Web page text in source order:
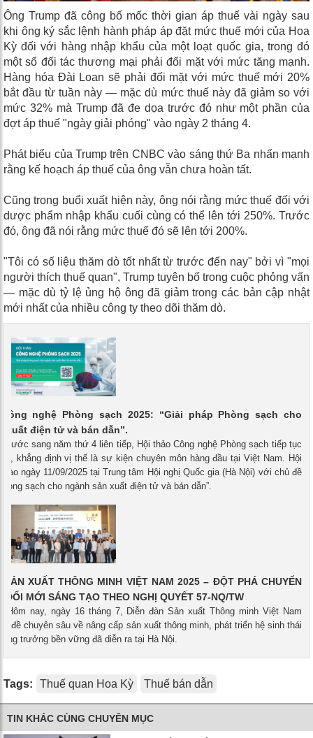
Ông Trump đã công bố mốc thời gian áp thuế vài ngày sau
khi ông ký sắc lệnh hành pháp áp đặt mức thuế mới của Hoa
Kỳ đối với hàng nhập khẩu của một loạt quốc gia, trong đó
một số đối tác thương mại phải đối mặt với mức tăng mạnh.
Hàng hóa Đài Loan sẽ phải đối mặt với mức thuế mới 20%
bắt đầu từ tuần này — mặc dù mức thuế này đã giảm so với
mức 32% mà Trump đã đe dọa trước đó như một phần của
đợt áp thuế "ngày giải phóng" vào ngày 2 tháng 4.
Phát biểu của Trump trên CNBC vào sáng thứ Ba nhấn mạnh
rằng kế hoạch áp thuế của ông vẫn chưa hoàn tất.
Cũng trong buổi xuất hiện này, ông nói rằng mức thuế đối với
dược phẩm nhập khẩu cuối cùng có thể lên tới 250%. Trước
đó, ông đã nói rằng mức thuế đó sẽ lên tới 200%.
"Tôi có số liệu thăm dò tốt nhất từ trước đến nay" bởi vì "mọi
người thích thuế quan", Trump tuyên bố trong cuộc phỏng vấn
— mặc dù tỷ lệ ủng hộ ông đã giảm trong các bản cập nhật
mới nhất của nhiều công ty theo dõi thăm dò.
nghệ Phòng sạch 2025: “Giải pháp Phòng sạch cho
xuất điện tử và bán dẫn”.
Bước sang năm thứ 4 liên tiếp, Hội thảo Công nghệ Phòng sạch tiếp tục
khẳng định vị thế là sự kiện chuyên môn hàng đầu tại Việt Nam. Hội
vào ngày 11/09/2025 tại Trung tâm Hội nghị Quốc gia (Hà Nội) với chủ đề
sạch cho ngành sản xuất điện tử và bán dẫn”.
XUẤT THÔNG MINH VIỆT NAM 2025 – ĐỘT PHÁ CHUYỂN
ĐỔI MỚI SÁNG TẠO THEO NGHỊ QUYẾT 57-NQ/TW
Hôm nay, ngày 16 tháng 7, Diễn đàn Sản xuất Thông minh Việt Nam
đề chuyên sâu về nâng cấp sản xuất thông minh, phát triển hệ sinh thái
trưởng bền vững đã diễn ra tại Hà Nội.
Tags: Thuế quan Hoa Kỳ Thuế bán dẫn
TIN KHÁC CÙNG CHUYÊN MỤC